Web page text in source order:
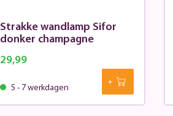
Strakke wandlamp Sifor
donker champagne
29,99
5 - 7 werkdagen